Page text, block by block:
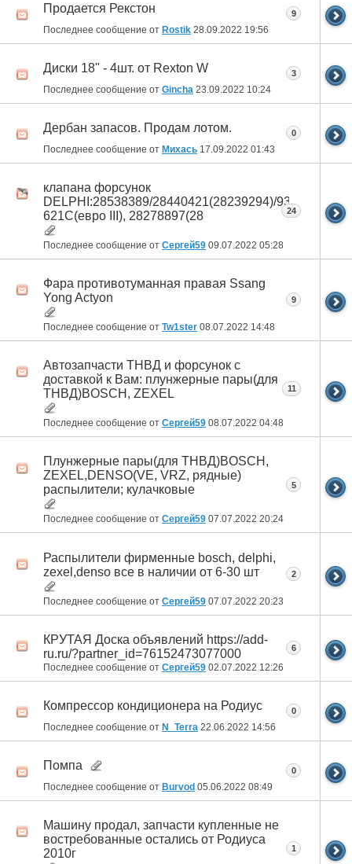
Продается Рекстон
Последнее сообщение от Rostik 28.09.2022 19:56
9
Диски 18" - 4шт. от Rexton W
Последнее сообщение от Gincha 23.09.2022 10:24
3
Дербан запасов. Продам лотом.
Последнее сообщение от Михась 17.09.2022 01:43
0
клапана форсунок
DELPHI:28538389/28440421(28239294)/9308-
621C(евро III), 28278897(28
Последнее сообщение от Сергей59 09.07.2022 05:28
24
Фара противотуманная правая Ssang
Yong Actyon
Последнее сообщение от Tw1ster 08.07.2022 14:48
9
Автозапчасти ТНВД и форсунок с
доставкой к Вам: плунжерные пары(для
ТНВД)BOSCH, ZEXEL
Последнее сообщение от Сергей59 08.07.2022 04:48
11
Плунжерные пары(для ТНВД)BOSCH,
ZEXEL,DENSO(VE, VRZ, рядные)
распылители; кулачковые
Последнее сообщение от Сергей59 07.07.2022 20:24
5
Распылители фирменные bosch, delphi,
zexel,denso все в наличии от 6-30 шт
Последнее сообщение от Сергей59 07.07.2022 20:23
2
КРУТАЯ Доска объявлений https://add-
ru.ru/?partner_id=76152473077000
Последнее сообщение от Сергей59 02.07.2022 12:26
6
Компрессор кондиционера на Родиус
Последнее сообщение от N_Terra 22.06.2022 14:56
0
Помпа
Последнее сообщение от Burvod 05.06.2022 08:49
0
Машину продал, запчасти купленные не
востребованные остались от Родиуса
2010г
1